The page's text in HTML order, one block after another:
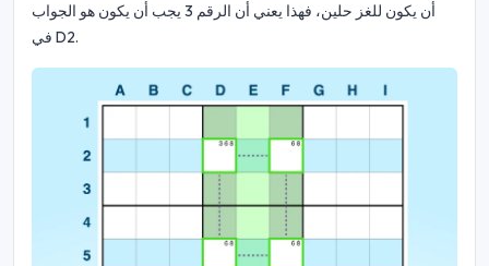
أن يكون للغز حلين، فهذا يعني أن الرقم 3 يجب أن يكون هو الجواب
في D2.